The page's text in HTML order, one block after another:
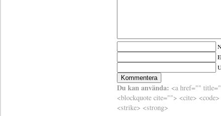
Du kan använda: <a href=""
<blockquote cite=""> <cite>
<strike> <strong>